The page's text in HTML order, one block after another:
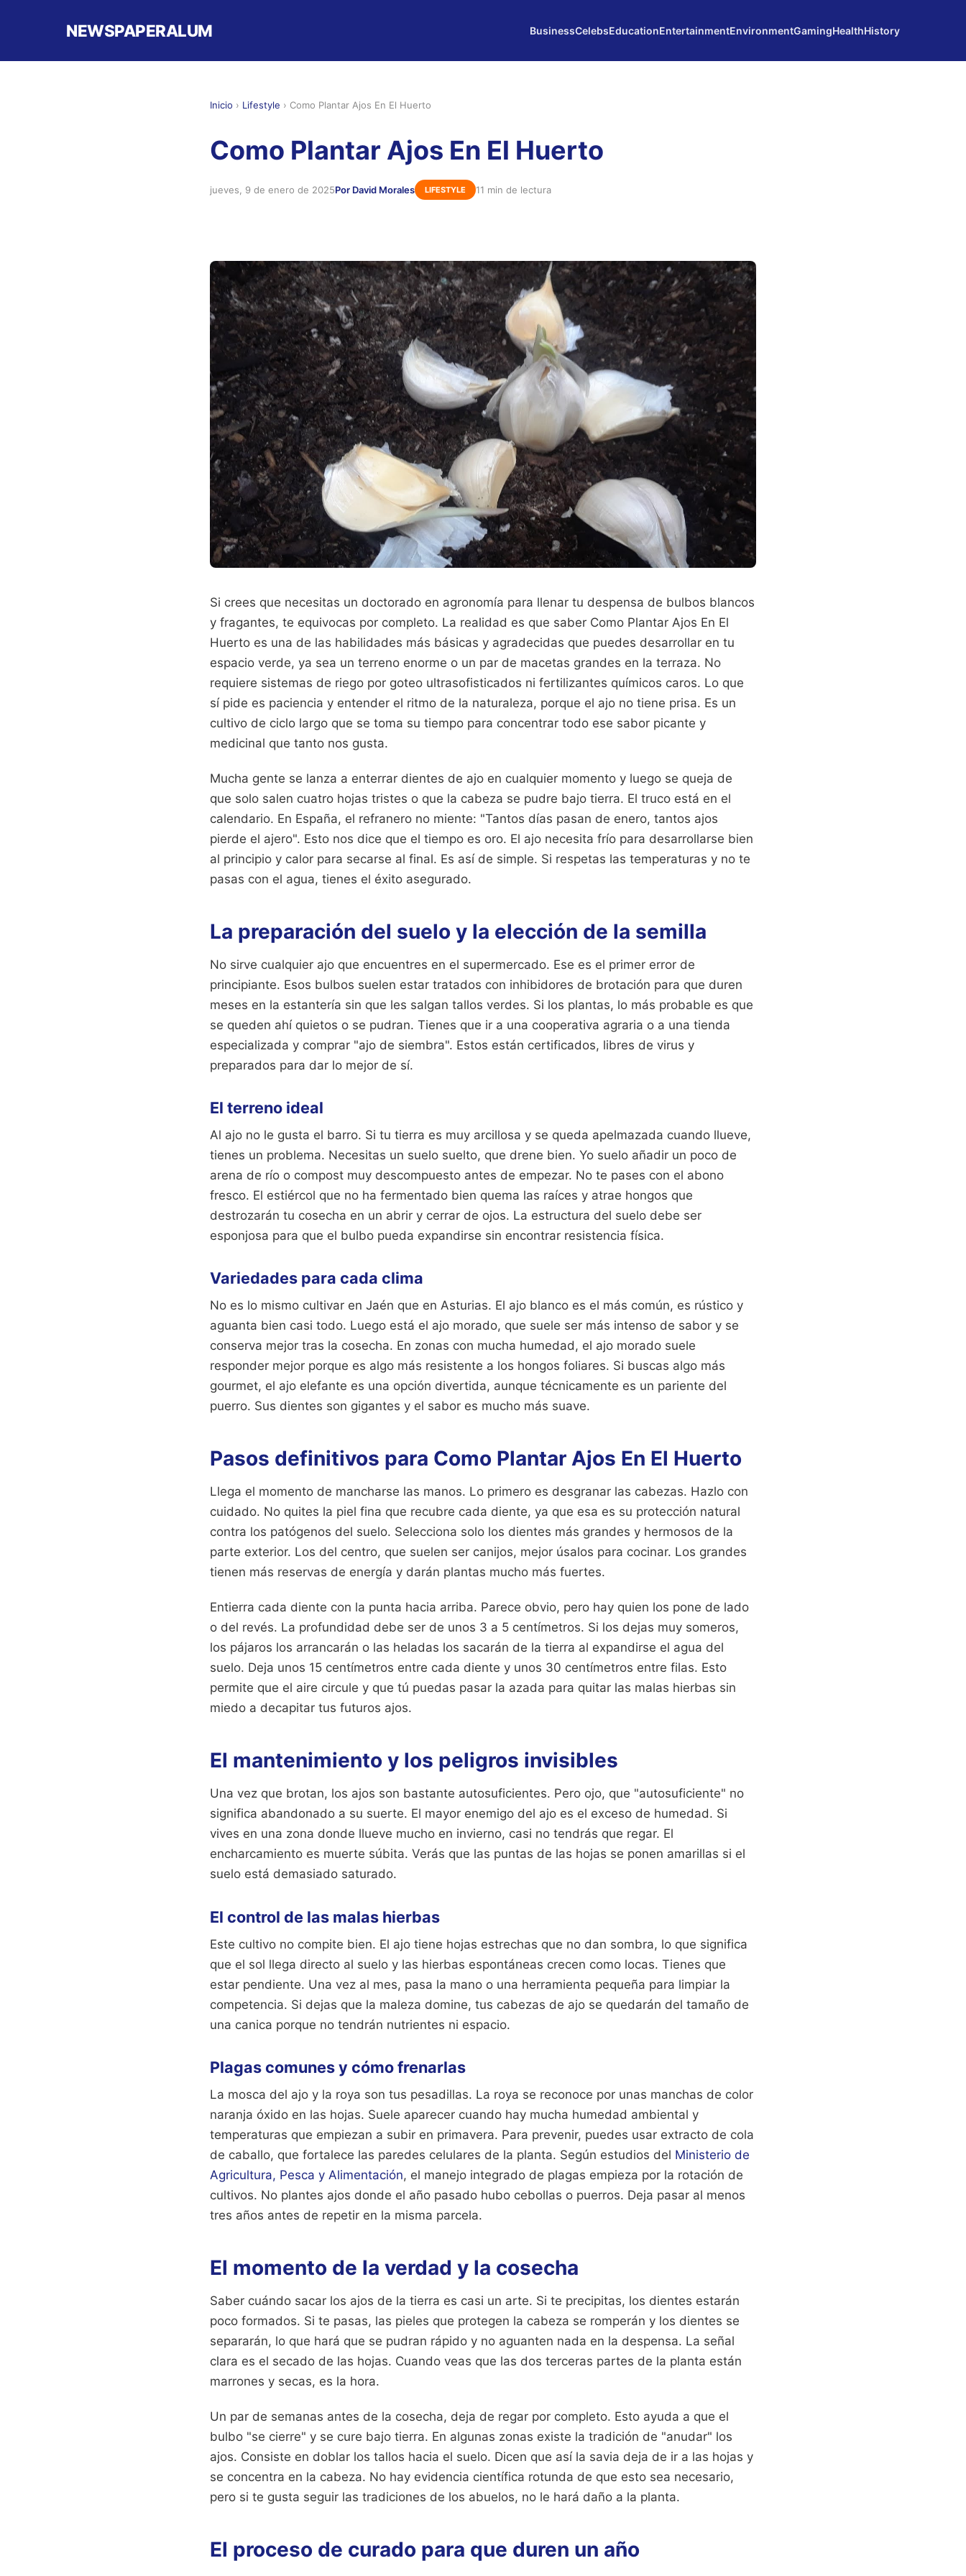
NEWSPAPERALUM BusinessCelebsEducationEntertainmentEnvironmentGamingHealthHistory
Inicio › Lifestyle › Como Plantar Ajos En El Huerto
Como Plantar Ajos En El Huerto
jueves, 9 de enero de 2025Por David Morales LIFESTYLE 11 min de lectura
Si crees que necesitas un doctorado en agronomía para llenar tu despensa de bulbos blancos
y fragantes, te equivocas por completo. La realidad es que saber Como Plantar Ajos En El
Huerto es una de las habilidades más básicas y agradecidas que puedes desarrollar en tu
espacio verde, ya sea un terreno enorme o un par de macetas grandes en la terraza. No
requiere sistemas de riego por goteo ultrasofisticados ni fertilizantes químicos caros. Lo que
sí pide es paciencia y entender el ritmo de la naturaleza, porque el ajo no tiene prisa. Es un
cultivo de ciclo largo que se toma su tiempo para concentrar todo ese sabor picante y
medicinal que tanto nos gusta.
Mucha gente se lanza a enterrar dientes de ajo en cualquier momento y luego se queja de
que solo salen cuatro hojas tristes o que la cabeza se pudre bajo tierra. El truco está en el
calendario. En España, el refranero no miente: "Tantos días pasan de enero, tantos ajos
pierde el ajero". Esto nos dice que el tiempo es oro. El ajo necesita frío para desarrollarse bien
al principio y calor para secarse al final. Es así de simple. Si respetas las temperaturas y no te
pasas con el agua, tienes el éxito asegurado.
La preparación del suelo y la elección de la semilla
No sirve cualquier ajo que encuentres en el supermercado. Ese es el primer error de
principiante. Esos bulbos suelen estar tratados con inhibidores de brotación para que duren
meses en la estantería sin que les salgan tallos verdes. Si los plantas, lo más probable es que
se queden ahí quietos o se pudran. Tienes que ir a una cooperativa agraria o a una tienda
especializada y comprar "ajo de siembra". Estos están certificados, libres de virus y
preparados para dar lo mejor de sí.
El terreno ideal
Al ajo no le gusta el barro. Si tu tierra es muy arcillosa y se queda apelmazada cuando llueve,
tienes un problema. Necesitas un suelo suelto, que drene bien. Yo suelo añadir un poco de
arena de río o compost muy descompuesto antes de empezar. No te pases con el abono
fresco. El estiércol que no ha fermentado bien quema las raíces y atrae hongos que
destrozarán tu cosecha en un abrir y cerrar de ojos. La estructura del suelo debe ser
esponjosa para que el bulbo pueda expandirse sin encontrar resistencia física.
Variedades para cada clima
No es lo mismo cultivar en Jaén que en Asturias. El ajo blanco es el más común, es rústico y
aguanta bien casi todo. Luego está el ajo morado, que suele ser más intenso de sabor y se
conserva mejor tras la cosecha. En zonas con mucha humedad, el ajo morado suele
responder mejor porque es algo más resistente a los hongos foliares. Si buscas algo más
gourmet, el ajo elefante es una opción divertida, aunque técnicamente es un pariente del
puerro. Sus dientes son gigantes y el sabor es mucho más suave.
Pasos definitivos para Como Plantar Ajos En El Huerto
Llega el momento de mancharse las manos. Lo primero es desgranar las cabezas. Hazlo con
cuidado. No quites la piel fina que recubre cada diente, ya que esa es su protección natural
contra los patógenos del suelo. Selecciona solo los dientes más grandes y hermosos de la
parte exterior. Los del centro, que suelen ser canijos, mejor úsalos para cocinar. Los grandes
tienen más reservas de energía y darán plantas mucho más fuertes.
Entierra cada diente con la punta hacia arriba. Parece obvio, pero hay quien los pone de lado
o del revés. La profundidad debe ser de unos 3 a 5 centímetros. Si los dejas muy someros,
los pájaros los arrancarán o las heladas los sacarán de la tierra al expandirse el agua del
suelo. Deja unos 15 centímetros entre cada diente y unos 30 centímetros entre filas. Esto
permite que el aire circule y que tú puedas pasar la azada para quitar las malas hierbas sin
miedo a decapitar tus futuros ajos.
El mantenimiento y los peligros invisibles
Una vez que brotan, los ajos son bastante autosuficientes. Pero ojo, que "autosuficiente" no
significa abandonado a su suerte. El mayor enemigo del ajo es el exceso de humedad. Si
vives en una zona donde llueve mucho en invierno, casi no tendrás que regar. El
encharcamiento es muerte súbita. Verás que las puntas de las hojas se ponen amarillas si el
suelo está demasiado saturado.
El control de las malas hierbas
Este cultivo no compite bien. El ajo tiene hojas estrechas que no dan sombra, lo que significa
que el sol llega directo al suelo y las hierbas espontáneas crecen como locas. Tienes que
estar pendiente. Una vez al mes, pasa la mano o una herramienta pequeña para limpiar la
competencia. Si dejas que la maleza domine, tus cabezas de ajo se quedarán del tamaño de
una canica porque no tendrán nutrientes ni espacio.
Plagas comunes y cómo frenarlas
La mosca del ajo y la roya son tus pesadillas. La roya se reconoce por unas manchas de color
naranja óxido en las hojas. Suele aparecer cuando hay mucha humedad ambiental y
temperaturas que empiezan a subir en primavera. Para prevenir, puedes usar extracto de cola
de caballo, que fortalece las paredes celulares de la planta. Según estudios del Ministerio de
Agricultura, Pesca y Alimentación, el manejo integrado de plagas empieza por la rotación de
cultivos. No plantes ajos donde el año pasado hubo cebollas o puerros. Deja pasar al menos
tres años antes de repetir en la misma parcela.
El momento de la verdad y la cosecha
Saber cuándo sacar los ajos de la tierra es casi un arte. Si te precipitas, los dientes estarán
poco formados. Si te pasas, las pieles que protegen la cabeza se romperán y los dientes se
separarán, lo que hará que se pudran rápido y no aguanten nada en la despensa. La señal
clara es el secado de las hojas. Cuando veas que las dos terceras partes de la planta están
marrones y secas, es la hora.
Un par de semanas antes de la cosecha, deja de regar por completo. Esto ayuda a que el
bulbo "se cierre" y se cure bajo tierra. En algunas zonas existe la tradición de "anudar" los
ajos. Consiste en doblar los tallos hacia el suelo. Dicen que así la savia deja de ir a las hojas y
se concentra en la cabeza. No hay evidencia científica rotunda de que esto sea necesario,
pero si te gusta seguir las tradiciones de los abuelos, no le hará daño a la planta.
El proceso de curado para que duren un año